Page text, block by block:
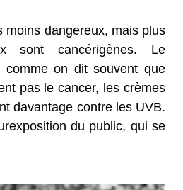
moins dangereux, mais plus
sont cancérigènes. Le
comme on dit souvent que
pas le cancer, les crèmes
davantage contre les UVB.
du public, qui se